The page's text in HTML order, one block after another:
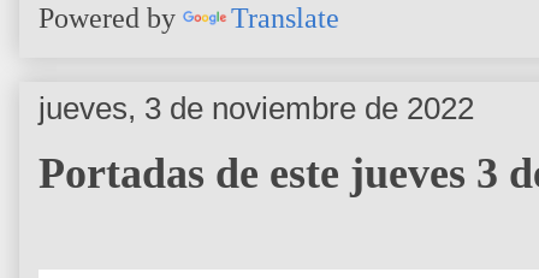
Powered by Translate
jueves, 3 de noviembre de 2022
Portadas de este jueves 3